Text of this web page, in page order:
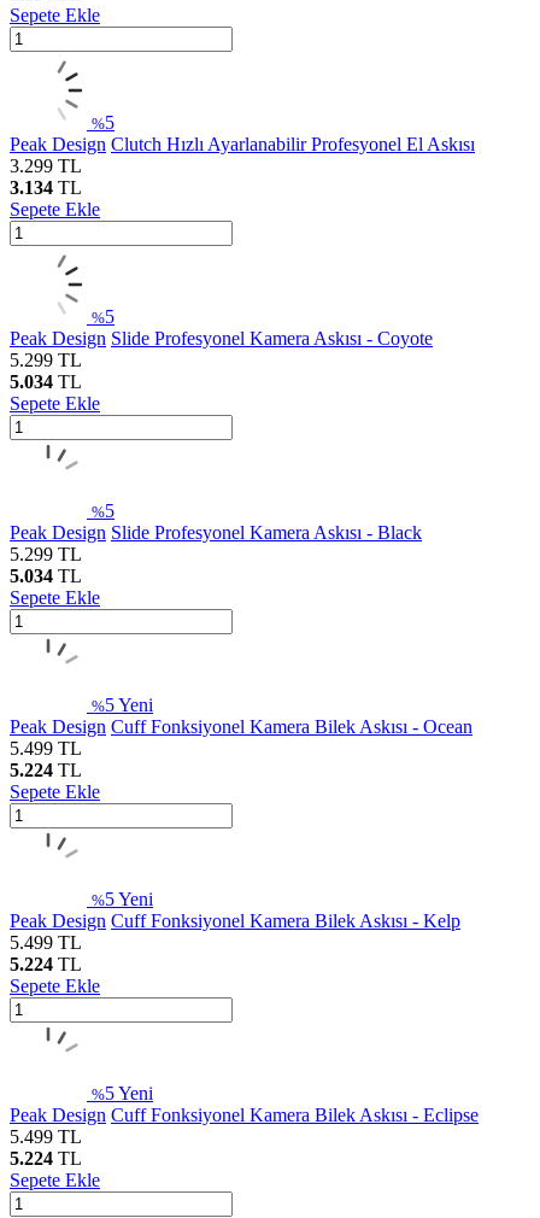
Sepete Ekle
%5
Peak Design Clutch Hızlı Ayarlanabilir Profesyonel El Askısı
3.299 TL
3.134 TL
Sepete Ekle
%5
Peak Design Slide Profesyonel Kamera Askısı - Coyote
5.299 TL
5.034 TL
Sepete Ekle
%5
Peak Design Slide Profesyonel Kamera Askısı - Black
5.299 TL
5.034 TL
Sepete Ekle
%5Yeni
Peak Design Cuff Fonksiyonel Kamera Bilek Askısı - Ocean
5.499 TL
5.224 TL
Sepete Ekle
%5Yeni
Peak Design Cuff Fonksiyonel Kamera Bilek Askısı - Kelp
5.499 TL
5.224 TL
Sepete Ekle
%5Yeni
Peak Design Cuff Fonksiyonel Kamera Bilek Askısı - Eclipse
5.499 TL
5.224 TL
Sepete Ekle